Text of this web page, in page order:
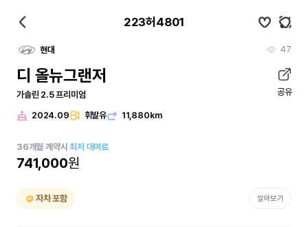
223허4801
현대 47
디 올뉴그랜저
가솔린 2.5 프리미엄 공유
2024.09 휘발유 11,880km
36개월 계약시최저 대여료
741,000원
자차 포함 알아보기